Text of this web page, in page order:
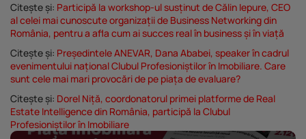
Citește și: Participă la workshop-ul susținut de Călin Iepure, CEO
al celei mai cunoscute organizații de Business Networking din
România, pentru a afla cum ai succes real în business și în viață
Citește și: Președintele ANEVAR, Dana Ababei, speaker în cadrul
evenimentului național Clubul Profesioniștilor în Imobiliare. Care
sunt cele mai mari provocări de pe piața de evaluare?
Citește și: Dorel Niță, coordonatorul primei platforme de Real
Estate Intelligence din România, participă la Clubul
Profesioniștilor în Imobiliare